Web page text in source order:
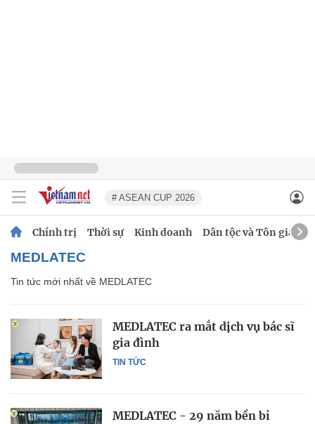
# ASEAN CUP 2026
Chính trị Thời sự Kinh doanh Dân tộc và Tôn giáo
MEDLATEC
Tin tức mới nhất về MEDLATEC
TIN TỨC
MEDLATEC ra mắt dịch vụ bác sĩ
gia đình
MEDLATEC - 29 năm bền bỉ